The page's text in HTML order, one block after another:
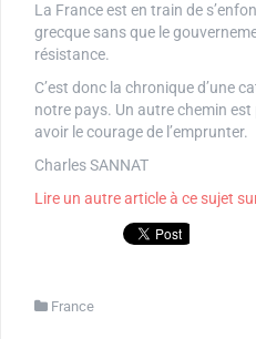
La France est en train de
grecque sans que le
résistance.
C’est donc la chronique d’une
notre pays. Un autre chemin
avoir le courage de l’emprunter.
Charles SANNAT
Lire un autre article à ce sujet
France